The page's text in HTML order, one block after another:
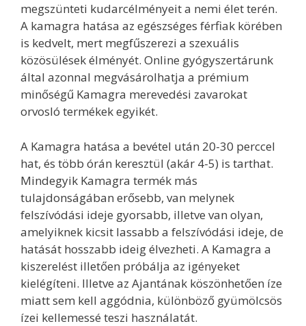
megszünteti kudarcélményeit a nemi élet terén.
A kamagra hatása az egészséges férfiak körében
is kedvelt, mert megfűszerezi a szexuális
közösülések élményét. Online gyógyszertárunk
által azonnal megvásárolhatja a prémium
minőségű Kamagra merevedési zavarokat
orvosló termékek egyikét.
A Kamagra hatása a bevétel után 20-30 perccel
hat, és több órán keresztül (akár 4-5) is tarthat.
Mindegyik Kamagra termék más
tulajdonságában erősebb, van melynek
felszívódási ideje gyorsabb, illetve van olyan,
amelyiknek kicsit lassabb a felszívódási ideje, de
hatását hosszabb ideig élvezheti. A Kamagra a
kiszerelést illetően próbálja az igényeket
kielégíteni. Illetve az Ajantának köszönhetően íze
miatt sem kell aggódnia, különböző gyümölcsös
ízei kellemessé teszi használatát.